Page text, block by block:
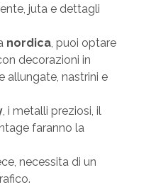
juta e dettagli
nordica, puoi optare
decorazioni in
nastrini e
, i metalli preziosi, il
faranno la
necessita di un